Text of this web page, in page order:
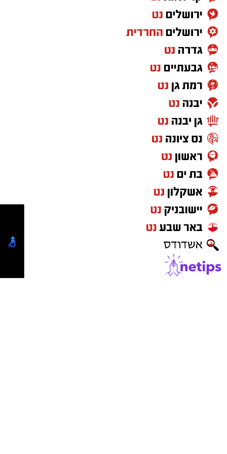
מועצת העיר ויו"ר מהות הרב מני אזולאי ולמנכ"לית
הרשות גב' סימונה מורלי על שיתוף הפעולה
בהפקת המופע והוצאתו לפועל. תודה לכל מי
שהשתתף ולכל מי שעוד ישתתף בהמשך
בפעילויות המרכז למורשת, אתם הכח שלנו. אלפי
תודות לראש העיר היקר שלנו ד"ר יחיאל לסרי על
הסיוע הצמוד ל"מרכז למורשת", על התמיכה
והדאגה לכל פרט".
הספרדים בעיר אלעד.
הלוויתו יצאה הערב, במוצאי שבת קודש פרשת
"ראה", מבית הכנסת "אוהל תמר" בעיר.
אחיו של המנוח, הרה"ג ר' שמעון יוחאי יפרח
שליט"א, ממזכי הרבים שבעירנו, ישב שבעה בבית
המשפחה באלעד, ברחוב רבי חייא 16.
מעוניינים להגיב? לדווח ? צרו איתנו קשר במייל -
ASHDODS@ISNET.CO.IL